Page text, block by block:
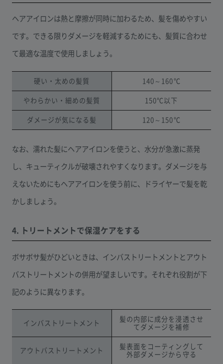
ヘアアイロンは熱と摩擦が同時に加わるため、髪を傷めやすい
です。できる限りダメージを軽減するためにも、髪質に合わせ
て最適な温度で使用しましょう。
硬い・太めの髪質 140～160℃
やわらかい・細めの髪質 150℃以下
ダメージが気になる髪 120～150℃
なお、濡れた髪にヘアアイロンを使うと、水分が急激に蒸発
し、キューティクルが破壊されやすくなります。ダメージを与
えないためにもヘアアイロンを使う前に、ドライヤーで髪を乾
かしましょう。
4. トリートメントで保湿ケアをする
ボサボサ髪がひどいときは、インバストリートメントとアウト
バストリートメントの併用が望ましいです。それぞれ役割が下
記のように異なります。
インバストリートメント
髪の内部に成分を浸透させ
てダメージを補修
アウトバストリートメント
髪表面をコーティングして
外部ダメージから守る